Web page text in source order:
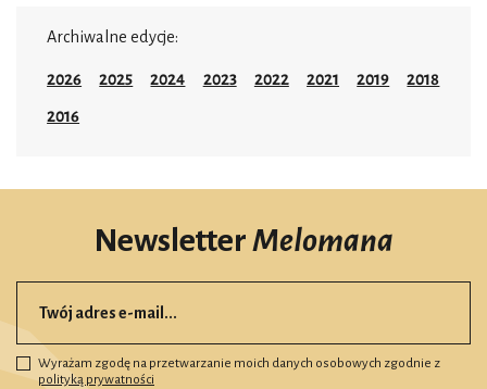
Archiwalne edycje:
2026 2025 2024 2023 2022 2021 2019 2018
2016
NewsletterMelomana
Wyrażam zgodę na przetwarzanie moich danych osobowych zgodnie z
polityką prywatności